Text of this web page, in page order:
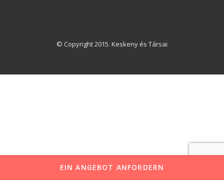
© Copyright 2015. Keskeny és Társai
EIN ANGEBOT ANFORDERN